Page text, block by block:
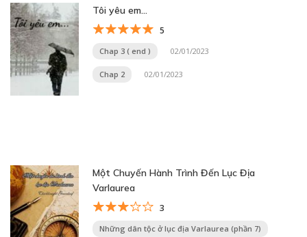
Tôi yêu em…
5
Chap 3 ( end ) 02/01/2023
Chap 2 02/01/2023
Một Chuyến Hành Trình Đến Lục Địa
Varlaurea
3
Những dân tộc ở lục địa Varlaurea (phần 7)